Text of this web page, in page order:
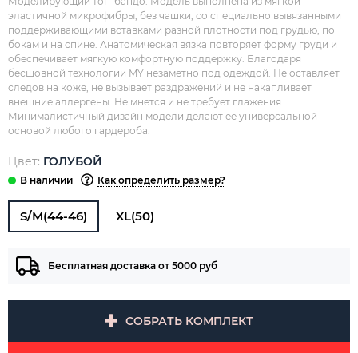
эластичной микрофибры, без чашки, со специально вывязанными
поддерживающими вставками разной плотности под грудью, по
бокам и на спине. Анатомическая вязка повторяет форму груди и
обеспечивает мягкую комфортную поддержку. Благодаря
бесшовной технологии MY незаметно под одеждой. Не оставляет
следов на коже, не вызывает раздражений и не накапливает
внешние аллергены. Не мнется и не требует глажения.
Минималистичный дизайн модели делают её универсальной
основой любого гардероба.
Цвет: ГОЛУБОЙ
Как определить размер?
S/M(44-46) XL(50)
Бесплатная доставка от 5000 руб
СОБРАТЬ КОМПЛЕКТ